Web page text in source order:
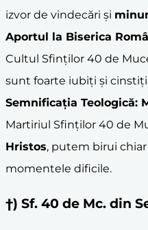
izvor de vindecări și
Aportul la Biserica
Cultul Sfinților 40 de
sunt foarte iubiți și
Semnificația Teologică:
Martiriul Sfinților 40 de
Hristos, putem birui
momentele dificile.
†) Sf. 40 de Mc. din